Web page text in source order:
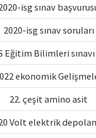
isg sınav
2020-isg sınav soruları
Eğitim Bilimleri
ekonomik
22. çeşit amino asit
Volt elektrik